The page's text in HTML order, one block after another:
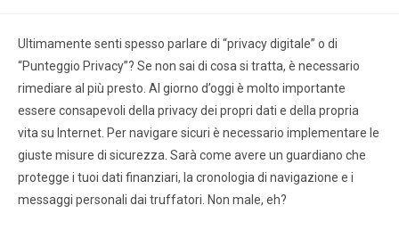
Ultimamente senti spesso parlare di “privacy digitale” o di
“Punteggio Privacy”? Se non sai di cosa si tratta, è necessario
rimediare al più presto. Al giorno d’oggi è molto importante
essere consapevoli della privacy dei propri dati e della propria
vita su Internet. Per navigare sicuri è necessario implementare le
giuste misure di sicurezza. Sarà come avere un guardiano che
protegge i tuoi dati finanziari, la cronologia di navigazione e i
messaggi personali dai truffatori. Non male, eh?